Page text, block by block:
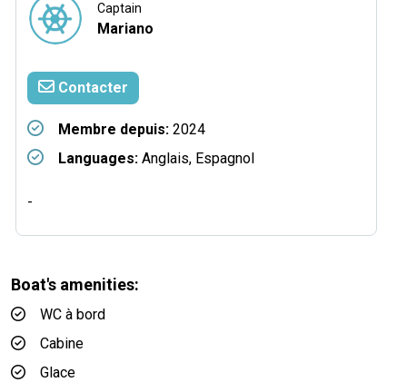
Captain
Mariano
Contacter
Membre depuis: 2024
Languages: Anglais, Espagnol
-
Boat's amenities:
WC à bord
Cabine
Glace